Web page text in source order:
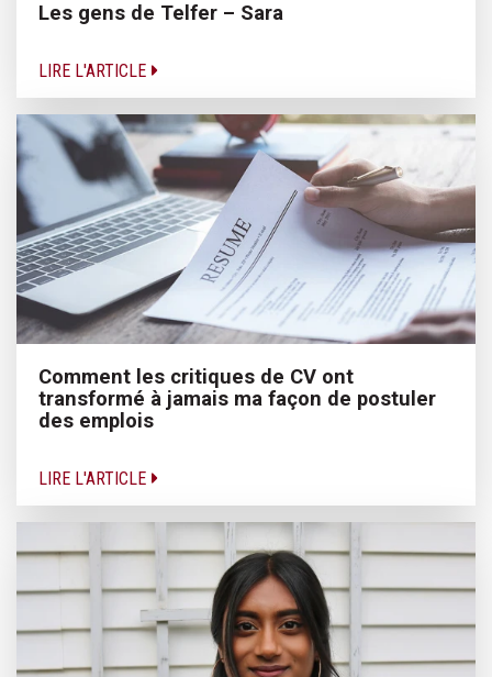
Les gens de Telfer – Sara
LIRE L'ARTICLE
Comment les critiques de CV ont
transformé à jamais ma façon de postuler
des emplois
LIRE L'ARTICLE